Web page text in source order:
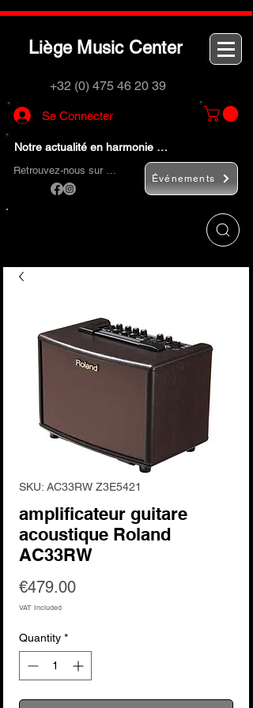
Liège M usic Center
+32 (0) 475 46 20 39
Se Connecter
Notre actualité en harmonie …
Retrouvez-nous sur …
Événements
SKU: AC33RW Z3E5421
amplificateur guitare
acoustique Roland
AC33RW
€479.00Price
VAT Included
Quantity *